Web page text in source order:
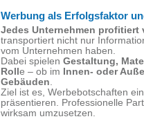
Werbung als Erfolgsfaktor
Jedes Unternehmen profitiert
transportiert nicht nur
vom Unternehmen haben.
Dabei spielen Gestaltung,
Roll e – ob im
Innen- oder
Gebäuden.
Ziel ist es, Werbebotschaften
präsentieren. Professionelle
wirksam umzusetzen.